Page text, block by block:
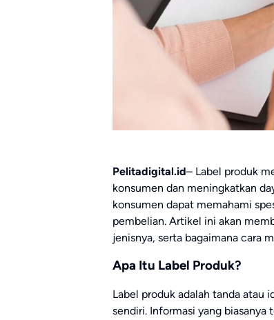
Pelitadigital.id– Label produk
konsumen dan meningkatkan
konsumen dapat memahami
pembelian. Artikel ini akan
jenisnya, serta bagaimana cara
Apa Itu Label Produk?
Label produk adalah tanda atau
sendiri. Informasi yang biasanya